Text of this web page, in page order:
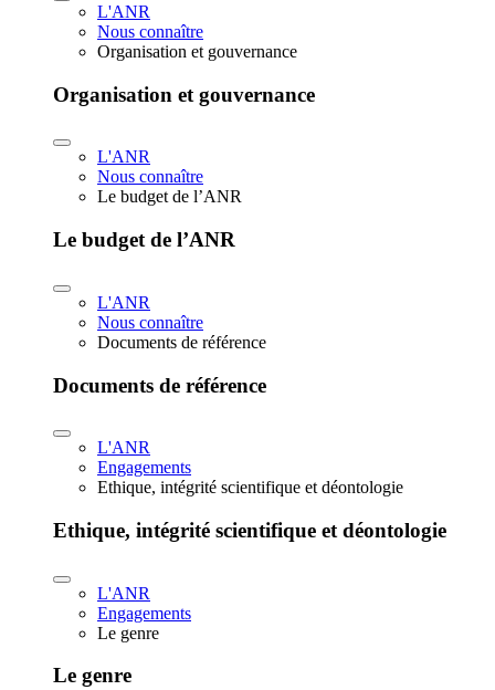
L'ANR
Nous connaître
Organisation et gouvernance
Organisation et gouvernance
L'ANR
Nous connaître
Le budget de l’ANR
Le budget de l’ANR
L'ANR
Nous connaître
Documents de référence
Documents de référence
L'ANR
Engagements
Ethique, intégrité scientifique et déontologie
Ethique, intégrité scientifique et déontologie
L'ANR
Engagements
Le genre
Le genre